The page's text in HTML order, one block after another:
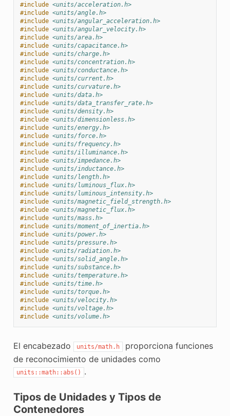
#include <units/acceleration.h>
#include <units/angle.h>
#include <units/angular_acceleration.h>
#include <units/angular_velocity.h>
#include <units/area.h>
#include <units/capacitance.h>
#include <units/charge.h>
#include <units/concentration.h>
#include <units/conductance.h>
#include <units/current.h>
#include <units/curvature.h>
#include <units/data.h>
#include <units/data_transfer_rate.h>
#include <units/density.h>
#include <units/dimensionless.h>
#include <units/energy.h>
#include <units/force.h>
#include <units/frequency.h>
#include <units/illuminance.h>
#include <units/impedance.h>
#include <units/inductance.h>
#include <units/length.h>
#include <units/luminous_flux.h>
#include <units/luminous_intensity.h>
#include <units/magnetic_field_strength.h>
#include <units/magnetic_flux.h>
#include <units/mass.h>
#include <units/moment_of_inertia.h>
#include <units/power.h>
#include <units/pressure.h>
#include <units/radiation.h>
#include <units/solid_angle.h>
#include <units/substance.h>
#include <units/temperature.h>
#include <units/time.h>
#include <units/torque.h>
#include <units/velocity.h>
#include <units/voltage.h>
#include <units/volume.h>
El encabezado units/math.h
proporciona funciones
de reconocimiento de unidades como
units::math::abs() .
Tipos de Unidades y Tipos de
Contenedores